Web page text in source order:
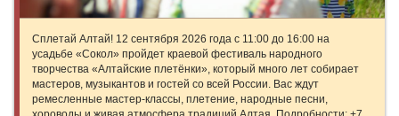
Сплетай Алтай! 12 сентября 2026 года с 11:00 до 16:00 на
усадьбе «Сокол» пройдет краевой фестиваль народного
творчества «Алтайские плетёнки», который много лет собирает
мастеров, музыкантов и гостей со всей России. Вас ждут
ремесленные мастер‑классы, плетение, народные песни,